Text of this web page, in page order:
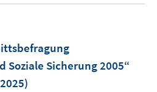
Soziale Sicherung 2005“